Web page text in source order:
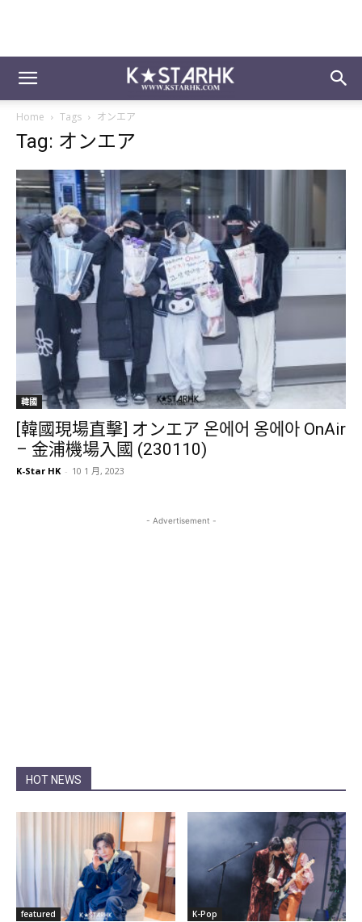
Home Tags オンエア
Tag: オンエア
韓國
[韓國現場直擊] オンエア 온에어 옹에아 OnAir
– 金浦機場入國 (230110)
K-Star HK - 10 1 月, 2023
- Advertisement -
HOT NEWS
featured K-Pop